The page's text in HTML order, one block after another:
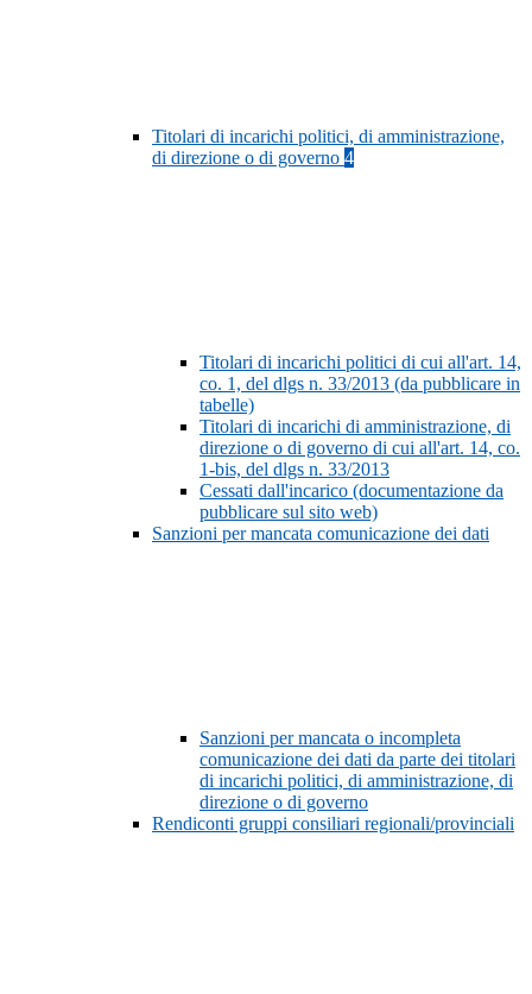
Titolari di incarichi politici, di amministrazione,
di direzione o di governo 4
Titolari di incarichi politici di cui all'art. 14,
co. 1, del dlgs n. 33/2013 (da pubblicare in
tabelle)
Titolari di incarichi di amministrazione, di
direzione o di governo di cui all'art. 14, co.
1-bis, del dlgs n. 33/2013
Cessati dall'incarico (documentazione da
pubblicare sul sito web)
Sanzioni per mancata comunicazione dei dati
Sanzioni per mancata o incompleta
comunicazione dei dati da parte dei titolari
di incarichi politici, di amministrazione, di
direzione o di governo
Rendiconti gruppi consiliari regionali/provinciali